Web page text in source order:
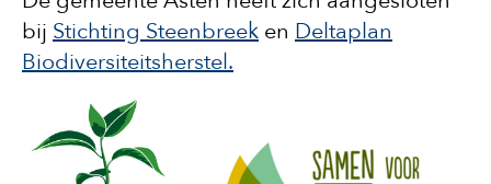
bij Stichting Steenbreek en Deltaplan
Biodiversiteitsherstel.